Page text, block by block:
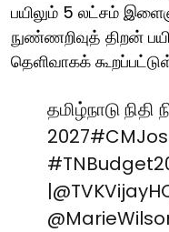
பயிலும் 5 லட்சம்
நுண்ணறிவுத் திறன்
தெளிவாகக்
தமிழ்நாடு
2027
|